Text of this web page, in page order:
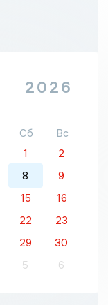
2026
Сб
Вс
1
2
8
9
15
16
22
23
29
30
5 6